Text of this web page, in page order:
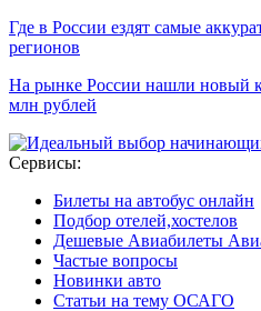
Где в России ездят самые
регионов
На рынке России нашли новый
млн рублей
Сервисы:
Билеты на автобус онлайн
Подбор отелей,хостелов
Дешевые Авиабилеты
Частые вопросы
Новинки авто
Статьи на тему ОСАГО